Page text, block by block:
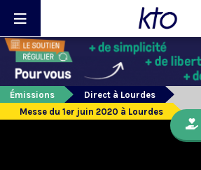
Émissions
Direct à Lourdes
Messe du 1er juin 2020 à Lourdes